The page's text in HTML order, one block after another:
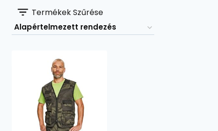
Termékek Szűrése